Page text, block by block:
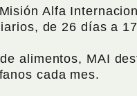
Misión Alfa
de 26 días a
alimentos, MAI
cada mes.